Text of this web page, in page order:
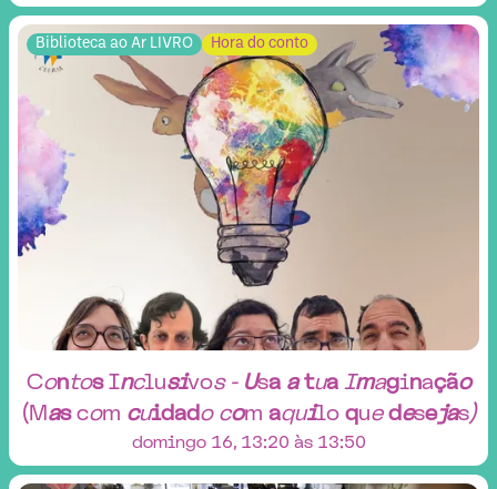
Biblioteca ao Ar LIVRO Hora do conto
Contos Inclusivos - Usa a tua Imaginação
( M as com cuidado com aquilo que desejas)
domingo 16, 13:20 às 13:50